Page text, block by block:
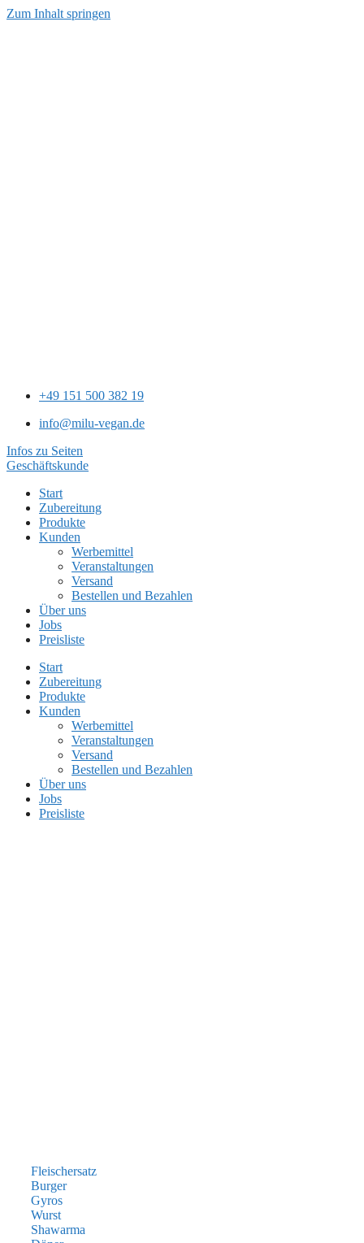
Zum Inhalt springen
+49 151 500 382 19
info@milu-vegan.de
Infos zu Seiten
Geschäftskunde
Start
Zubereitung
Produkte
Kunden
Werbemittel
Veranstaltungen
Versand
Bestellen und Bezahlen
Über uns
Jobs
Preisliste
Start
Zubereitung
Produkte
Kunden
Werbemittel
Veranstaltungen
Versand
Bestellen und Bezahlen
Über uns
Jobs
Preisliste
Fleischersatz
Burger
Gyros
Wurst
Shawarma